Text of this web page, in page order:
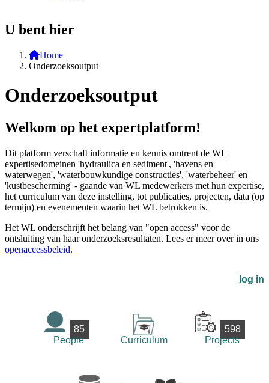
U bent hier
Home
Onderzoeksoutput
Onderzoeksoutput
Welkom op het expertplatform!
Dit platform verschaft informatie en kennis omtrent de WL
expertisedomeinen 'hydraulica en sediment', 'havens en
waterwegen', 'waterbouwkundige constructies', 'waterbeheer' en
'kustbescherming' - gaande van WL medewerkers met hun expertise,
het curriculum van deze instelling, tot publicaties, projecten, data (op
termijn) en evenementen waarin het WL betrokken is.
Het WL onderschrijft het belang van "open access" voor de
ontsluiting van haar onderzoeksresultaten. Lees er meer over in ons
openaccessbeleid.
log in
85
People
Curriculum
598
Projects